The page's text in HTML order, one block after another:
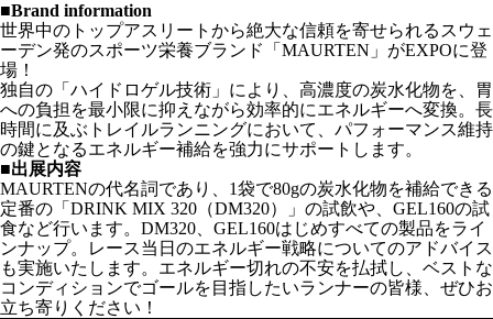
■Brand information
世界中のトップアスリートから絶大な信頼を寄せられるスウェ
ーデン発のスポーツ栄養ブランド「MAURTEN」がEXPOに登
場！
独自の「ハイドロゲル技術」により、高濃度の炭水化物を、胃
への負担を最小限に抑えながら効率的にエネルギーへ変換。長
時間に及ぶトレイルランニングにおいて、パフォーマンス維持
の鍵となるエネルギー補給を強力にサポートします。
■出展内容
MAURTENの代名詞であり、1袋で80gの炭水化物を補給できる
定番の「DRINK MIX 320（DM320）」の試飲や、GEL160の試
食など行います。DM320、GEL160はじめすべての製品をライ
ンナップ。レース当日のエネルギー戦略についてのアドバイス
も実施いたします。エネルギー切れの不安を払拭し、ベストな
コンディションでゴールを目指したいランナーの皆様、ぜひお
立ち寄りください！